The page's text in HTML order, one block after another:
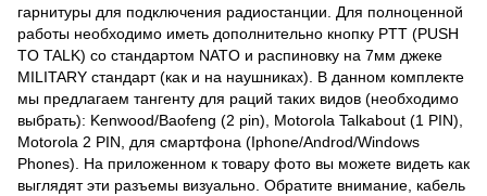
гарнитуры для подключения радиостанции. Для полноценной
работы необходимо иметь дополнительно кнопку PTT (PUSH
TO TALK) со стандартом NATO и распиновку на 7мм джеке
MILITARY стандарт (как и на наушниках). В данном комплекте
мы предлагаем тангенту для раций таких видов (необходимо
выбрать): Kenwood/Baofeng (2 pin), Motorola Talkabout (1 PIN),
Motorola 2 PIN, для смартфона (Iphone/Androd/Windows
Phones). На приложенном к товару фото вы можете видеть как
выглядят эти разъемы визуально. Обратите внимание, кабель